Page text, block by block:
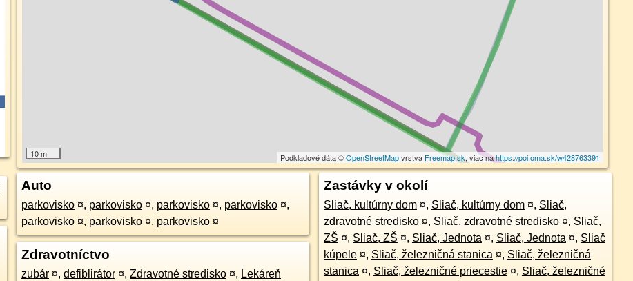
10 m Podkladové dáta ©OpenStreetMapvrstva Freemap.sk, viac nahttps://poi.oma.sk/w428763391
Auto
parkovisko ¤, parkovisko ¤, parkovisko ¤, parkovisko ¤,
parkovisko ¤, parkovisko ¤, parkovisko ¤
Zdravotníctvo
zubár ¤, defiblirátor ¤, Zdravotné stredisko ¤, Lekáreň
Zastávky v okolí
Sliač, kultúrny dom ¤, Sliač, kultúrny dom ¤, Sliač,
zdravotné stredisko ¤, Sliač, zdravotné stredisko ¤, Sliač,
ZŠ ¤, Sliač, ZŠ ¤, Sliač, Jednota ¤, Sliač, Jednota ¤, Sliač
kúpele ¤, Sliač, železničná stanica ¤, Sliač, železničná
stanica ¤, Sliač, železničné priecestie ¤, Sliač, železničné